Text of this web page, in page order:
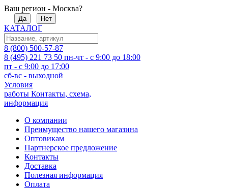
Ваш регион - Москва?
Да Нет
КАТАЛОГ
8 (800) 500-57-87
8 (495) 221 73 50 пн-чт - с 9:00 до 18:00
пт - с 9:00 до 17:00
сб-вс - выходной
Условия
работы Контакты, схема,
информация
О компании
Преимущество нашего магазина
Оптовикам
Партнерское предложение
Контакты
Доставка
Полезная информация
Оплата